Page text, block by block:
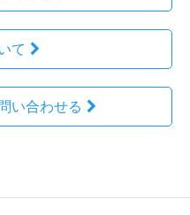
て
い合わせる